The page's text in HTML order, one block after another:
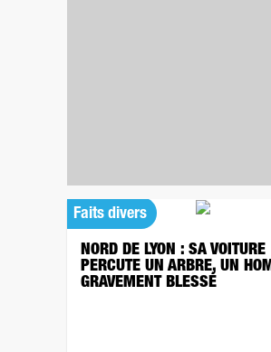
Faits divers
NORD DE LYON : SA VOITURE
PERCUTE UN ARBRE, UN
GRAVEMENT BLESSÉ